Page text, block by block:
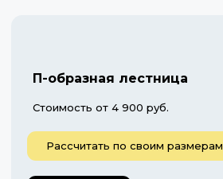
П-образная лестница
Стоимость от 4 900 руб.
Рассчитать по своим размерам